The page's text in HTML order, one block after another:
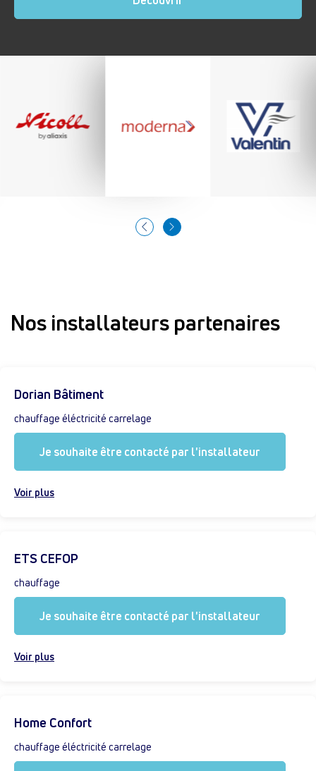
Nos installateurs partenaires
Dorian Bâtiment
chauffage éléctricité carrelage
Je souhaite être contacté par l'installateur
Voir plus
ETS CEFOP
chauffage
Je souhaite être contacté par l'installateur
Voir plus
Home Confort
chauffage éléctricité carrelage